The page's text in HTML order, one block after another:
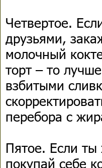
Четвертое.
друзьями,
молочный
торт – то
взбитыми
перебора с
Пятое. Если
покупай себе